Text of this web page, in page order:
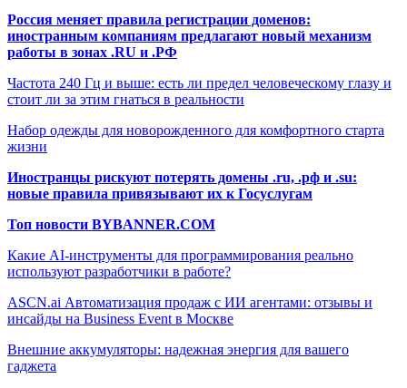
Россия меняет правила регистрации доменов:
иностранным компаниям предлагают новый механизм
работы в зонах .RU и .РФ
Частота 240 Гц и выше: есть ли предел человеческому глазу и
стоит ли за этим гнаться в реальности
Набор одежды для новорожденного для комфортного старта
жизни
Иностранцы рискуют потерять домены .ru, .рф и .su:
новые правила привязывают их к Госуслугам
Топ новости BYBANNER.COM
Какие AI-инструменты для программирования реально
используют разработчики в работе?
ASCN.ai Автоматизация продаж с ИИ агентами: отзывы и
инсайды на Business Event в Москве
Внешние аккумуляторы: надежная энергия для вашего
гаджета